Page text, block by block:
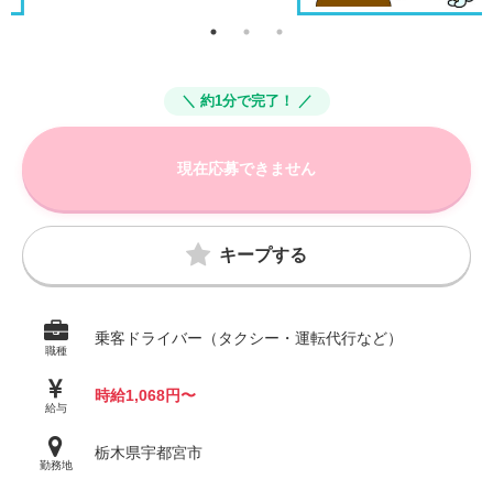
＼ 約1分で完了！ ／
現在応募できません
キープする
職種
乗客ドライバー（タクシー・運転代行など）
給与
時給1,068円〜
勤務地
栃木県宇都宮市